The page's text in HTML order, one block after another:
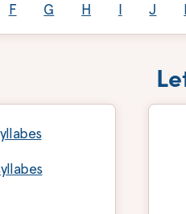
F G H I J